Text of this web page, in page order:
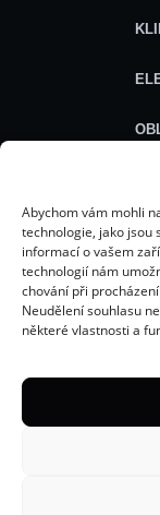
Abychom vám mohli
technologie, jako jsou
informací o vašem
technologií nám
chování při
Neudělení souhlasu
některé vlastnosti a
O NÁS